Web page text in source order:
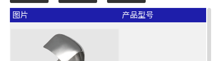
图片 产品型号